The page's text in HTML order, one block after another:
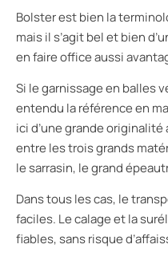
Bolster est bien la
mais il s’agit bel et bien
en faire office aussi
Si le garnissage en balles
entendu la référence en
ici d’une grande
entre les trois grands
le sarrasin, le grand
Dans tous les cas, le
faciles. Le calage et la
fiables, sans risque